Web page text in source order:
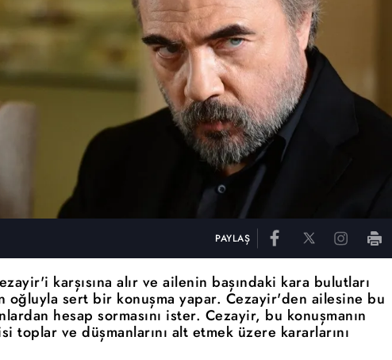
PAYLAŞ
karşısına alır ve ailenin başındaki kara bulutları
oğluyla sert bir konuşma yapar. Cezayir'den ailesine bu
hesap sormasını ister. Cezayir, bu konuşmanın
toplar ve düşmanlarını alt etmek üzere kararlarını